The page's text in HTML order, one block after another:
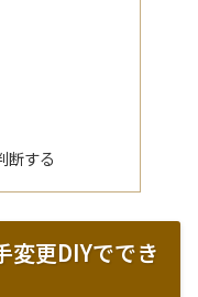
断する
変更DIYででき